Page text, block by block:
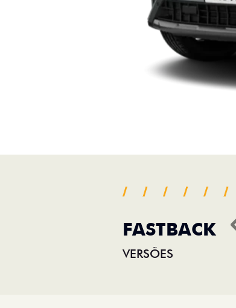
FASTBACK
VERSÕES